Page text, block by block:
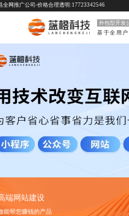
全网推广公司-价格合理透明:17723342546
外包型开发
端网站建设
能帮您赚钱的产品